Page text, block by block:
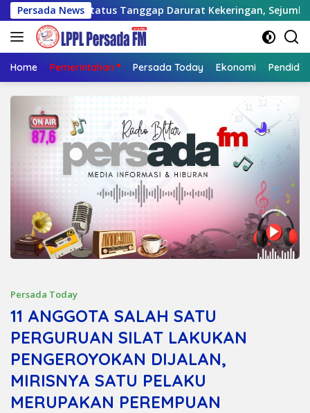
Langsung
ke
konten
Persada News
Tanggap Darurat Kekeringan, Sejumlah Desa Mulai
Home Pemerintahan Persada Today Ekonomi
Persada Today
11 ANGGOTA SALAH SATU
PERGURUAN SILAT LAKUKAN
PENGEROYOKAN DIJALAN,
MIRISNYA SATU PELAKU
MERUPAKAN PEREMPUAN